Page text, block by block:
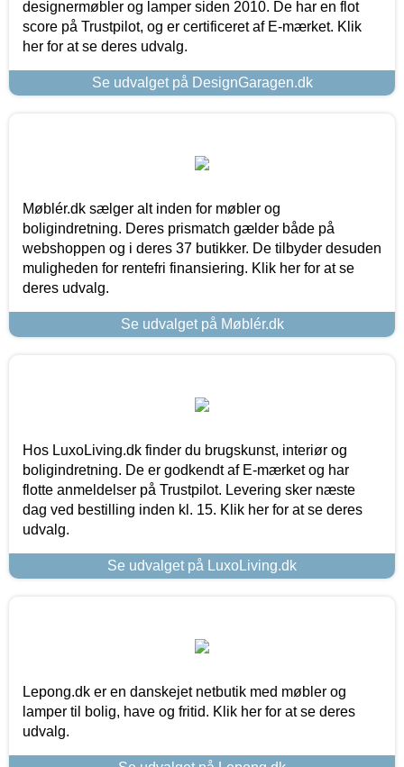
designermøbler og lamper siden 2010. De har en flot
score på Trustpilot, og er certificeret af E-mærket. Klik
her for at se deres udvalg.
Se udvalget på DesignGaragen.dk
Møblér.dk sælger alt inden for møbler og
boligindretning. Deres prismatch gælder både på
webshoppen og i deres 37 butikker. De tilbyder desuden
muligheden for rentefri finansiering. Klik her for at se
deres udvalg.
Se udvalget på Møblér.dk
Hos LuxoLiving.dk finder du brugskunst, interiør og
boligindretning. De er godkendt af E-mærket og har
flotte anmeldelser på Trustpilot. Levering sker næste
dag ved bestilling inden kl. 15. Klik her for at se deres
udvalg.
Se udvalget på LuxoLiving.dk
Lepong.dk er en danskejet netbutik med møbler og
lamper til bolig, have og fritid. Klik her for at se deres
udvalg.